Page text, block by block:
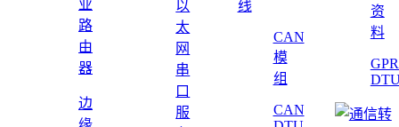
业
路
由
器
边
以
太
网
串
口
服
线
CAN
模
组
CAN
资
料